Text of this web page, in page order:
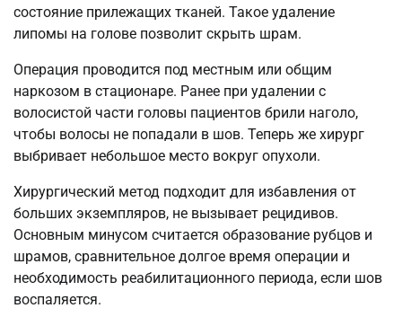
состояние прилежащих тканей. Такое удаление
липомы на голове позволит скрыть шрам.
Операция проводится под местным или общим
наркозом в стационаре. Ранее при удалении с
волосистой части головы пациентов брили наголо,
чтобы волосы не попадали в шов. Теперь же хирург
выбривает небольшое место вокруг опухоли.
Хирургический метод подходит для избавления от
больших экземпляров, не вызывает рецидивов.
Основным минусом считается образование рубцов и
шрамов, сравнительное долгое время операции и
необходимость реабилитационного периода, если шов
воспаляется.